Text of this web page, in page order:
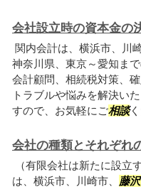
会社設立時の資本金の
関内会計は、横浜市、川崎
神奈川県、東京～愛知ま
会計顧問、相続税対策、
トラブルや悩みを解決い
すので、お気軽にご相談
会社の種類とそれぞれ
（有限会社は新たに設立
は、横浜市、川崎市、 藤